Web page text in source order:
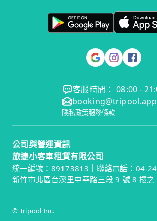
客服時間： 08:00 -
booking@tripool.app
隱私政策服務條款
公司與營運資訊
旅捷小客車租賃有限公司
統一編號：89173813｜聯絡電話：04-
新竹市北區台溪里中華路三段 9 號 8 樓之
© Tripool Inc.